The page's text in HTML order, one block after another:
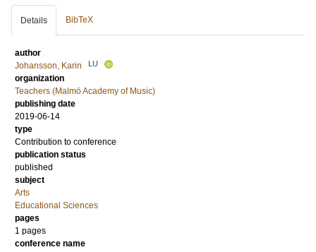
Details BibTeX
author
Johansson, Karin
LU
organization
Teachers (Malmö Academy of Music)
publishing date
2019-06-14
type
Contribution to conference
publication status
published
subject
Arts
Educational Sciences
pages
1 pages
conference name